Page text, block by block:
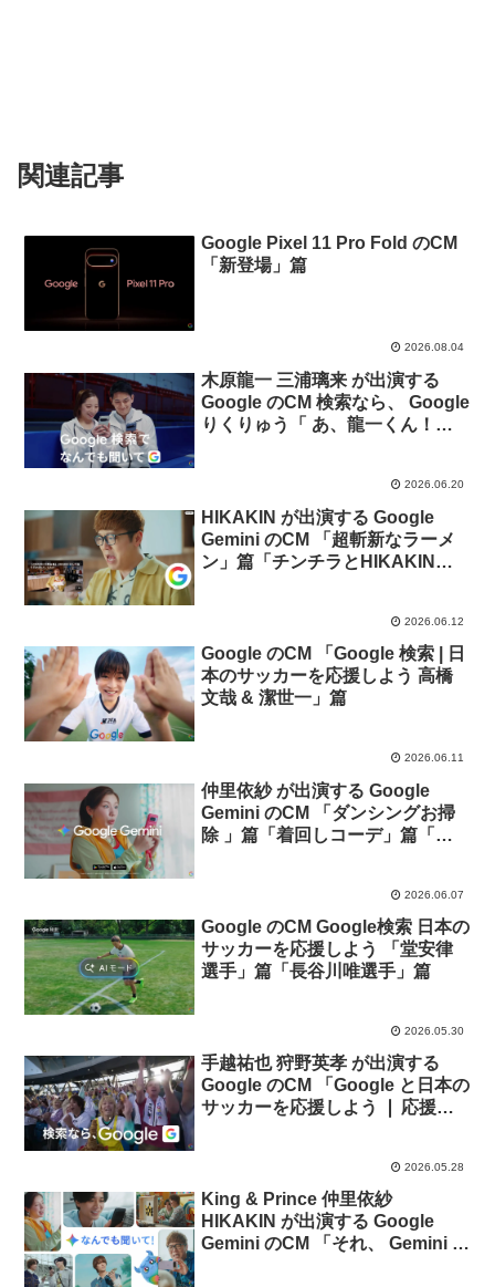
関連記事
Google Pixel 11 Pro Fold のCM
「新登場」篇
2026.08.04
木原龍一 三浦璃来 が出演する
Google のCM 検索なら、 Google
りくりゅう「 あ、龍一くん！え
2026.06.20
HIKAKIN が出演する Google
Gemini のCM 「超斬新なラーメ
ン」篇「チンチラとHIKAKIN」
2026.06.12
Google のCM 「Google 検索 | 日
本のサッカーを応援しよう 高橋
文哉 & 潔世一」篇
2026.06.11
仲里依紗 が出演する Google
Gemini のCM 「ダンシングお掃
除 」篇「着回しコーデ」篇「ス
2026.06.07
Google のCM Google検索 日本の
サッカーを応援しよう 「堂安律
選手」篇「長谷川唯選手」篇
2026.05.30
手越祐也 狩野英孝 が出演する
Google のCM 「Google と日本の
サッカーを応援しよう ❘ 応援メ
2026.05.28
King & Prince 仲里依紗
HIKAKIN が出演する Google
Gemini のCM 「それ、 Gemini に